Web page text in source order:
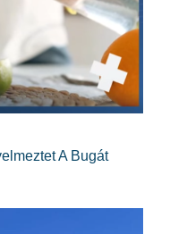
A Bugát